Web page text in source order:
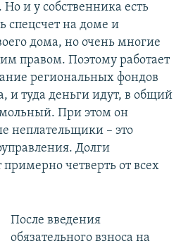
и у собственника есть
спецсчет на доме и
дома, но очень многие
правом. Поэтому работает
региональных фондов
и туда деньги идут, в общий
При этом он
неплательщики – это
Долги
четверть от всех
После введения
обязательного взноса на